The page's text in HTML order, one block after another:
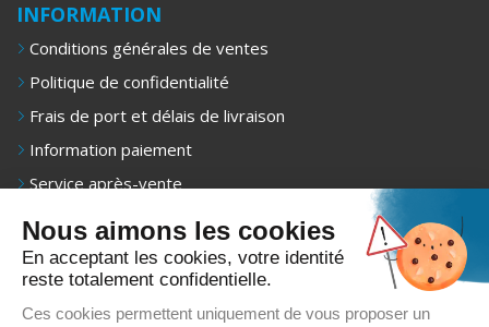
INFORMATION
Conditions générales de ventes
Politique de confidentialité
Frais de port et délais de livraison
Information paiement
Service après-vente
Mentions légales
NEWSLETTER
Recevez 1 fois/mois nos offres exclusives, promotions et
conseils d’achat.
Nous aimons les cookies
En acceptant les cookies, votre identité
reste totalement confidentielle.
Ces cookies permettent uniquement de vous proposer un